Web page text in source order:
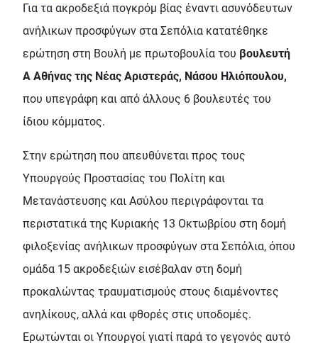
Για τα ακροδεξιά πογκρόμ βίας έναντι ασυνόδευτων
ανήλικων προσφύγων στα Σεπόλια κατατέθηκε
ερώτηση στη Βουλή με πρωτοβουλία του βουλευτή
Α Αθήνας της Νέας Αριστεράς, Νάσου Ηλιόπουλου,
που υπεγράφη και από άλλους 6 βουλευτές του
ίδιου κόμματος.
Στην ερώτηση που απευθύνεται προς τους
Υπουργούς Προστασίας του Πολίτη και
Μετανάστευσης και Ασύλου περιγράφονται τα
περιστατικά της Κυριακής 13 Οκτωβρίου στη δομή
φιλοξενίας ανήλικων προσφύγων στα Σεπόλια, όπου
ομάδα 15 ακροδεξιών εισέβαλαν στη δομή
προκαλώντας τραυματισμούς στους διαμένοντες
ανηλίκους, αλλά και φθορές στις υποδομές.
Ερωτώνται οι Υπουργοί γιατί παρά το γεγονός αυτό